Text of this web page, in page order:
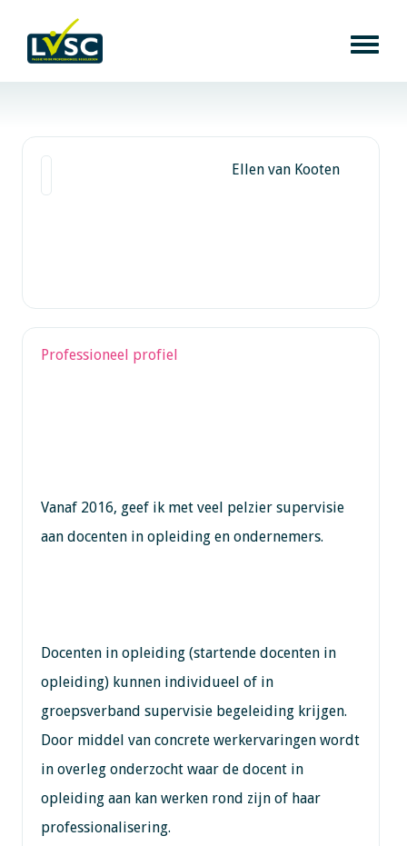
Ellen van Kooten
Professioneel profiel
Vanaf 2016, geef ik met veel pelzier supervisie
aan docenten in opleiding en ondernemers.
Docenten in opleiding (startende docenten in
opleiding) kunnen individueel of in
groepsverband supervisie begeleiding krijgen.
Door middel van concrete werkervaringen wordt
in overleg onderzocht waar de docent in
opleiding aan kan werken rond zijn of haar
professionalisering.